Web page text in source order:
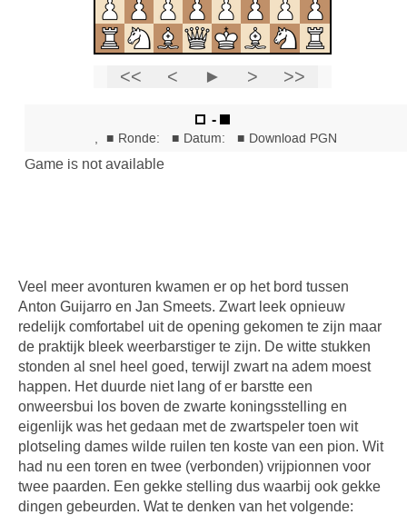
Veel meer avonturen kwamen er op het bord tussen
Anton Guijarro en Jan Smeets. Zwart leek opnieuw
redelijk comfortabel uit de opening gekomen te zijn maar
de praktijk bleek weerbarstiger te zijn. De witte stukken
stonden al snel heel goed, terwijl zwart na adem moest
happen. Het duurde niet lang of er barstte een
onweersbui los boven de zwarte koningsstelling en
eigenlijk was het gedaan met de zwartspeler toen wit
plotseling dames wilde ruilen ten koste van een pion. Wit
had nu een toren en twee (verbonden) vrijpionnen voor
twee paarden. Een gekke stelling dus waarbij ook gekke
dingen gebeurden. Wat te denken van het volgende: